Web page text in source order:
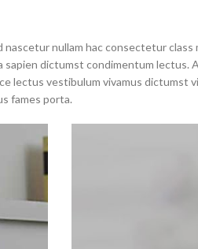
nullam hac consectetur
dictumst condimentum lectus.
lectus vestibulum vivamus dictumst
fames porta.